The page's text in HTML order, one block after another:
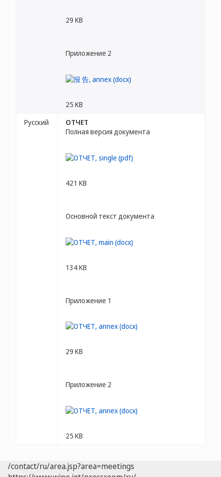
29 KB
Приложение 2
25 KB
Русский
ОТЧЕТ
Полная версия документа
421 KB
Основной текст документа
134 KB
Приложение 1
29 KB
Приложение 2
25 KB
/contact/ru/area.jsp?area=meetings